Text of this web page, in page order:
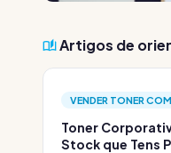
Artigos de
VENDER TONER
Toner
Stock que Tens